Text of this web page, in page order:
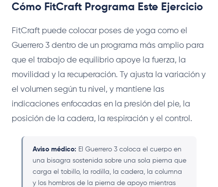
Cómo FitCraft Programa Este Ejercicio
FitCraft puede colocar poses de yoga como el
Guerrero 3 dentro de un programa más amplio para
que el trabajo de equilibrio apoye la fuerza, la
movilidad y la recuperación. Ty ajusta la variación y
el volumen según tu nivel, y mantiene las
indicaciones enfocadas en la presión del pie, la
posición de la cadera, la respiración y el control.
Aviso médico: El Guerrero 3 coloca el cuerpo en
una bisagra sostenida sobre una sola pierna que
carga el tobillo, la rodilla, la cadera, la columna
y los hombros de la pierna de apoyo mientras